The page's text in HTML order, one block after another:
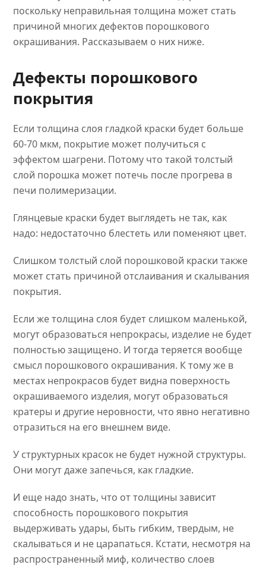
поскольку неправильная толщина может стать
причиной многих дефектов порошкового
окрашивания. Рассказываем о них ниже.
Дефекты порошкового
покрытия
Если толщина слоя гладкой краски будет больше
60-70 мкм, покрытие может получиться с
эффектом шагрени. Потому что такой толстый
слой порошка может потечь после прогрева в
печи полимеризации.
Глянцевые краски будет выглядеть не так, как
надо: недостаточно блестеть или поменяют цвет.
Слишком толстый слой порошковой краски также
может стать причиной отслаивания и скалывания
покрытия.
Если же толщина слоя будет слишком маленькой,
могут образоваться непрокрасы, изделие не будет
полностью защищено. И тогда теряется вообще
смысл порошкового окрашивания. К тому же в
местах непрокрасов будет видна поверхность
окрашиваемого изделия, могут образоваться
кратеры и другие неровности, что явно негативно
отразиться на его внешнем виде.
У структурных красок не будет нужной структуры.
Они могут даже запечься, как гладкие.
И еще надо знать, что от толщины зависит
способность порошкового покрытия
выдерживать удары, быть гибким, твердым, не
скалываться и не царапаться. Кстати, несмотря на
распространенный миф, количество слоев